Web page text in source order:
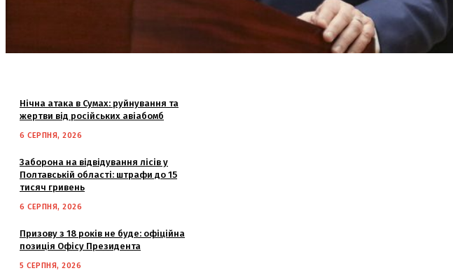
Нічна атака в Сумах: руйнування та
жертви від російських авіабомб
6 СЕРПНЯ, 2026
Заборона на відвідування лісів у
Полтавській області: штрафи до 15
тисяч гривень
6 СЕРПНЯ, 2026
Призову з 18 років не буде: офіційна
позиція Офісу Президента
5 СЕРПНЯ, 2026